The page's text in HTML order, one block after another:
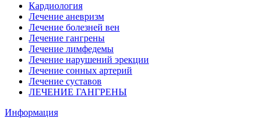
Кардиология
Лечение аневризм
Лечение болезней вен
Лечение гангрены
Лечение лимфедемы
Лечение нарушений эрекции
Лечение сонных артерий
Лечение суставов
ЛЕЧЕНИЕ ГАНГРЕНЫ
Информация